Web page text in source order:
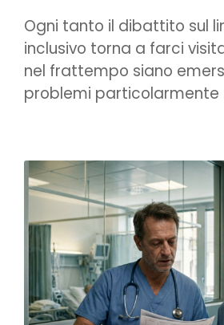
Ogni tanto il dibattito sul
inclusivo torna a farci
nel frattempo siano
problemi particolarmente